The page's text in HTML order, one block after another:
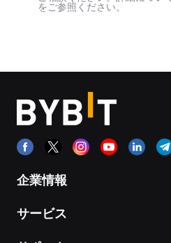
をご参照ください。
企業情報
サービス